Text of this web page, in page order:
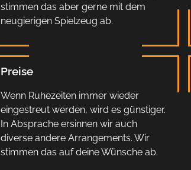
stimmen das aber gerne mit dem
neugierigen Spielzeug ab.
Preise
Wenn Ruhezeiten immer wieder
eingestreut werden, wird es günstiger.
In Absprache ersinnen wir auch
diverse andere Arrangements. Wir
stimmen das auf deine Wünsche ab.